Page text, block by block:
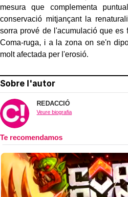
mesura que complementa
conservació mitjançant la
sorra prové de l'acumulació que es
Coma-ruga, i a la zona on se'n
molt afectada per l'erosió.
Sobre l'autor
REDACCIÓ
Veure biografia